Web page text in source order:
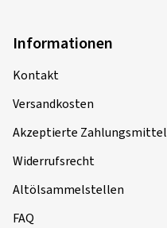
Informationen
Kontakt
Versandkosten
Akzeptierte Zahlungsmittel
Widerrufsrecht
Altölsammelstellen
FAQ